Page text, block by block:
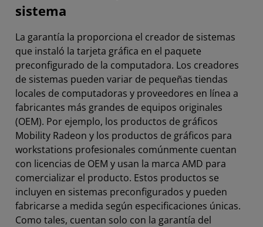
sistema
La garantía la proporciona el creador de sistemas
que instaló la tarjeta gráfica en el paquete
preconfigurado de la computadora. Los creadores
de sistemas pueden variar de pequeñas tiendas
locales de computadoras y proveedores en línea a
fabricantes más grandes de equipos originales
(OEM). Por ejemplo, los productos de gráficos
Mobility Radeon y los productos de gráficos para
workstations profesionales comúnmente cuentan
con licencias de OEM y usan la marca AMD para
comercializar el producto. Estos productos se
incluyen en sistemas preconfigurados y pueden
fabricarse a medida según especificaciones únicas.
Como tales, cuentan solo con la garantía del